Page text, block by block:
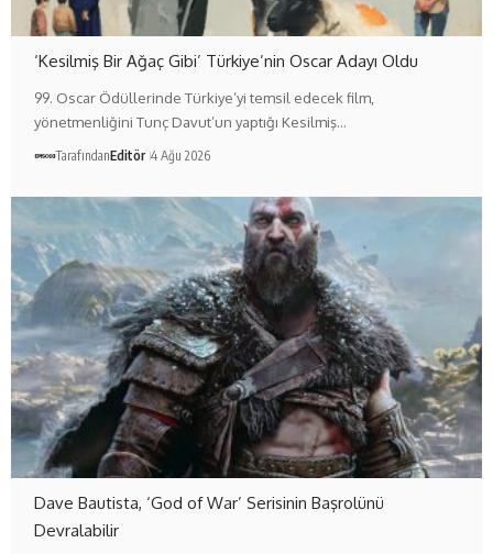
‘Kesilmiş Bir Ağaç Gibi’ Türkiye’nin Oscar Adayı Oldu
99. Oscar Ödüllerinde Türkiye’yi temsil edecek film,
yönetmenliğini Tunç Davut’un yaptığı Kesilmiş…
TarafındanEditör 4 Ağu 2026
Dave Bautista, ‘God of War’ Serisinin Başrolünü
Devralabilir